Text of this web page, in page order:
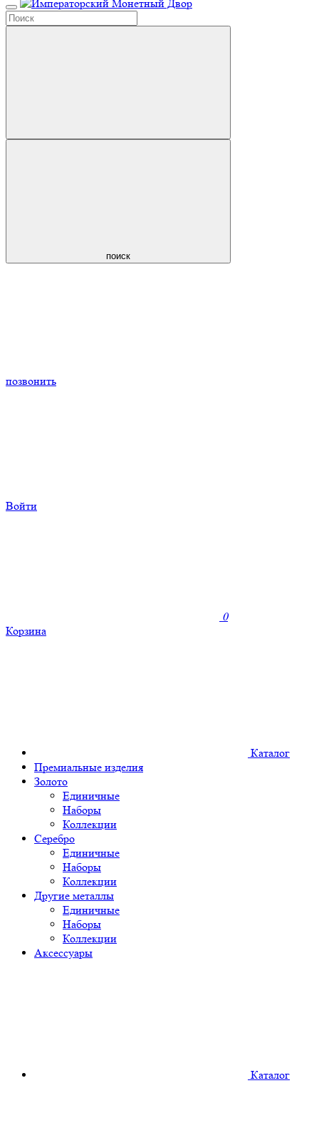
поиск
позвонить
Войти
0
Корзина
Каталог
Премиальные изделия
Золото
Единичные
Наборы
Коллекции
Серебро
Единичные
Наборы
Коллекции
Другие металлы
Единичные
Наборы
Коллекции
Аксессуары
Каталог